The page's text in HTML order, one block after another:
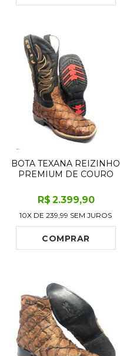
BOTA TEXANA REIZINHO
PREMIUM DE COURO
DRY LEAF LIMITED
EDITION - CANO ALTO,
BICO QUADRADO -
SOLADO JUMP
R$ 2.399,90
10X DE239,99 SEM JUROS
COMPRAR